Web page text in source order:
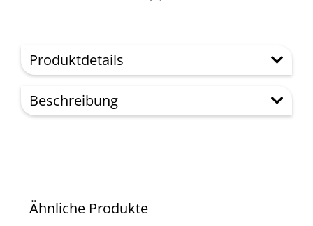
Produktdetails
Beschreibung
Ähnliche Produkte